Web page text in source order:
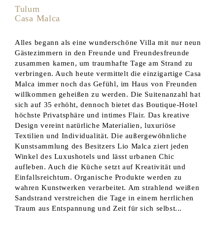
Tulum
Casa Malca
Alles begann als eine wunderschöne Villa mit nur neun
Gästezimmern in den Freunde und Freundesfreunde
zusammen kamen, um traumhafte Tage am Strand zu
verbringen. Auch heute vermittelt die einzigartige Casa
Malca immer noch das Gefühl, im Haus von Freunden
willkommen geheißen zu werden. Die Suitenanzahl hat
sich auf 35 erhöht, dennoch bietet das Boutique-Hotel
höchste Privatsphäre und intimes Flair. Das kreative
Design vereint natürliche Materialien, luxuriöse
Textilien und Individualität. Die außergewöhnliche
Kunstsammlung des Besitzers Lio Malca ziert jeden
Winkel des Luxushotels und lässt urbanen Chic
aufleben. Auch die Küche setzt auf Kreativität und
Einfallsreichtum. Organische Produkte werden zu
wahren Kunstwerken verarbeitet. Am strahlend weißen
Sandstrand verstreichen die Tage in einem herrlichen
Traum aus Entspannung und Zeit für sich selbst...